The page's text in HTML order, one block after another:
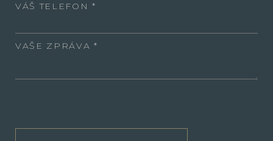
VÁŠ TELEFON
VAŠE ZPRÁVA